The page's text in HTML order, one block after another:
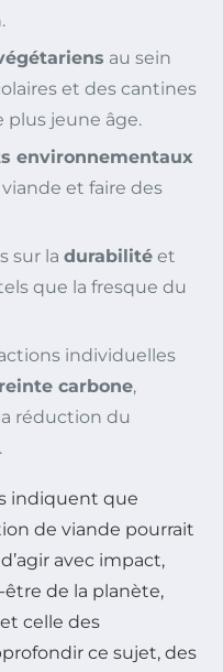
au sein
et des cantines
plus jeune âge.
environnementaux
et faire des
sur la durabilité et
que la fresque du
individuelles
carbone,
réduction du
indiquent que
de viande pourrait
avec impact,
de la planète,
celle des
ce sujet, des